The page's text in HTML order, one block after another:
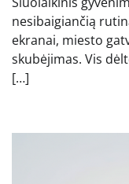
nesibaigiančią
ekranai, miesto
skubėjimas. Vis
[…]